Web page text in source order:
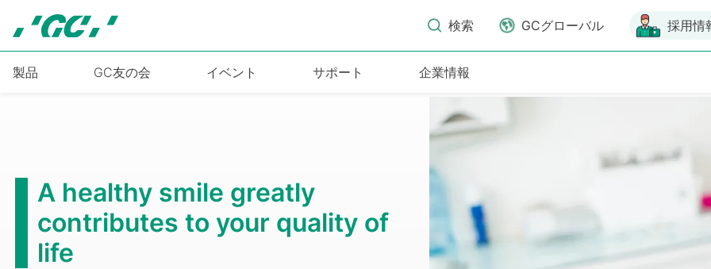
検索 GCグローバル 採用情
製品 GC友の会 イベント サポート 企業情報
A healthy smile greatly
contributes to your quality of
life